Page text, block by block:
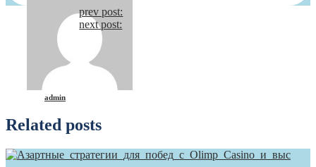
admin
Continue
Reading
prev post:
next post:
Related posts